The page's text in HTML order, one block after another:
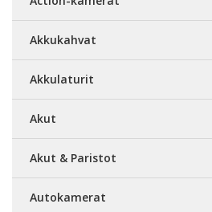
Akkukahvat
Akkulaturit
Akut
Akut & Paristot
Autokamerat